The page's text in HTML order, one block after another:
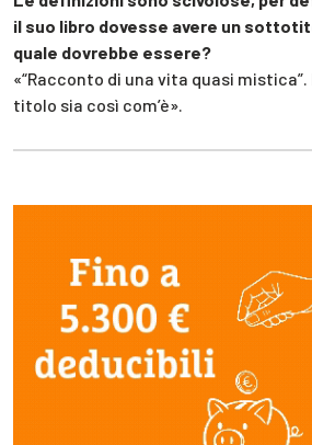
il suo libro dovesse avere un
quale dovrebbe essere?
«“Racconto di una vita quasi
titolo sia così com’è».